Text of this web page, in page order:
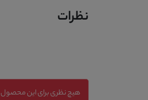
نظرات
هیچ نظری برای این محصول